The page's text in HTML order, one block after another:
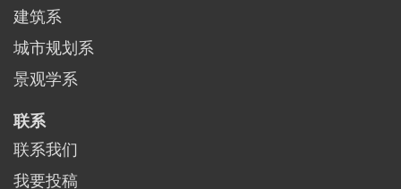
建筑系
城市规划系
景观学系
联系
联系我们
我要投稿